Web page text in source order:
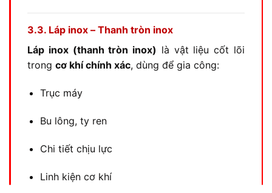
3.3. Láp inox – Thanh tròn inox
Láp inox (thanh tròn inox) là vật liệu cốt lõi
trong cơ khí chính xác, dùng để gia công:
Trục máy
Bu lông, ty ren
Chi tiết chịu lực
Linh kiện cơ khí